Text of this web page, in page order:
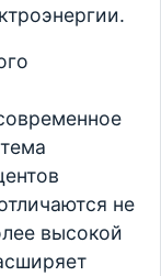
не
высокой